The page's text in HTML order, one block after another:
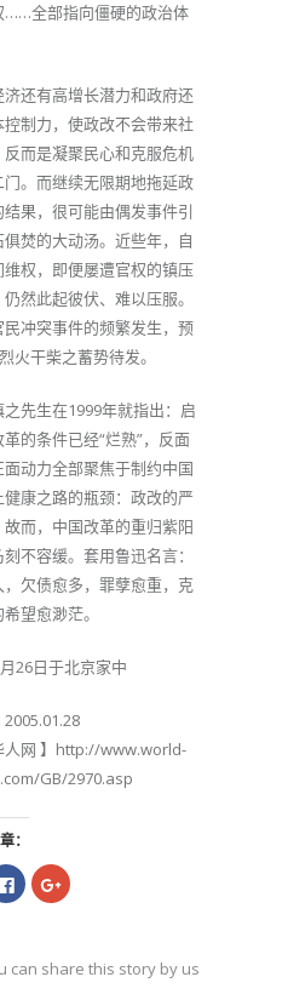
……全部指向僵硬的政治体
还有高增长潜力和政府还
控制力，使政改不会带来社
反而是凝聚民心和克服危机
门。而继续无限期地拖延政
果，很可能由偶发事件引
俱焚的大动汤。近些年，自
维权，即便屡遭官权的镇压
然此起彼伏、难以压服。
民冲突事件的频繁发生，预
火干柴之蓄势待发。
之先生在1999年就指出：启
的条件已经“烂熟”，反面
面动力全部聚焦于制约中国
健康之路的瓶颈：政改的严
而，中国改革的重归紫阳
不容缓。套用鲁迅名言：
，欠债愈多，罪孽愈重，克
望愈渺茫。
26日于北京家中
2005.01.28
人网 】http://www.world-
GB/2970.asp
：
点
击
共
享
点
击
共
享
can share this story by using your